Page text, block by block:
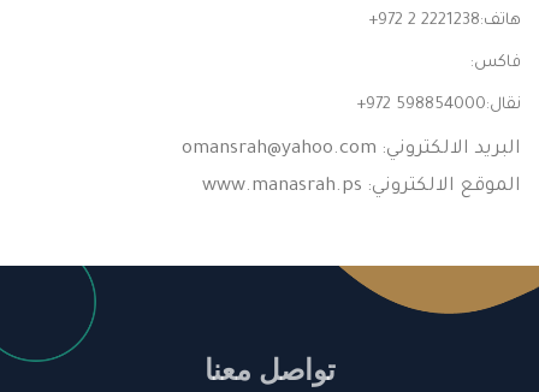
هاتف:+972 2 2221238
فاكس:
نقال:+972 598854000
البريد الالكتروني: omansrah@yahoo.com
الموقع الالكتروني: www.manasrah.ps
تواصل معنا